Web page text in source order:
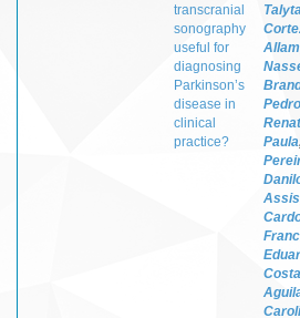
transcranial
sonography
useful for
diagnosing
Parkinson’s
disease in
clinical
practice?
Talyta
Pedro
Paula
Assis
Costa